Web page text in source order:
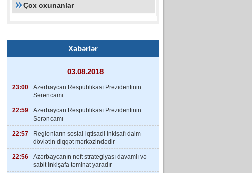
Çox oxunanlar
Xəbərlər
03.08.2018
23:00
Azərbaycan Respublikası Prezidentinin
Sərəncamı
22:59
Azərbaycan Respublikası Prezidentinin
Sərəncamı
22:57
Regionların sosial-iqtisadi inkişafı daim
dövlətin diqqət mərkəzindədir
22:56
Azərbaycanın neft strategiyası davamlı və
sabit inkişafa təminat yaradır